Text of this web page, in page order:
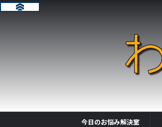
今日のお悩み解決室